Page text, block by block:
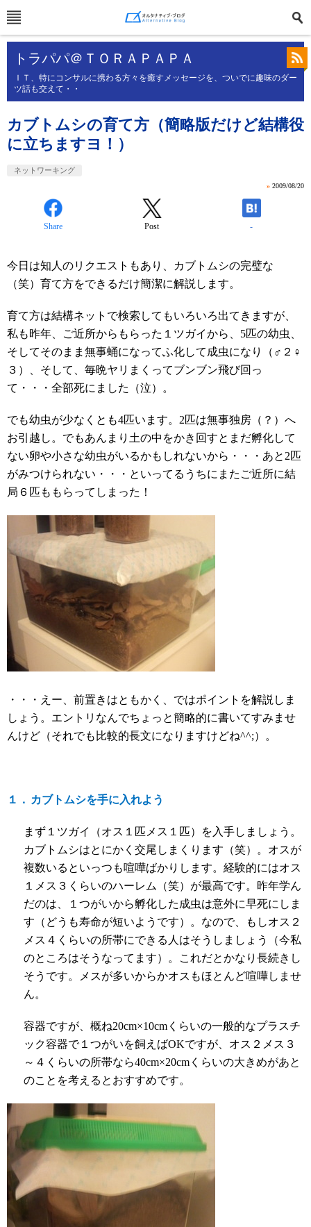
トラパパ＠ＴＯＲＡＰＡＰＡ
ＩＴ、特にコンサルに携わる方々を癒すメッセージを、ついでに趣味のダー
ツ話も交えて・・
カブトムシの育て方（簡略版だけど結構役
に立ちますヨ！）
ネットワーキング
» 2009/08/20
Share Post -
今日は知人のリクエストもあり、カブトムシの完璧な
（笑）育て方をできるだけ簡潔に解説します。
育て方は結構ネットで検索してもいろいろ出てきますが、
私も昨年、ご近所からもらった１ツガイから、 5匹の幼虫、
そしてそのまま無事蛹になってふ化して成虫になり（♂２♀
３）、そして、毎晩ヤリまくってブンブン飛び回っ
て・・・全部死にました（泣）。
でも幼虫が少なくとも4匹います。 2匹は無事独房（？）へ
お引越し。でもあんまり土の中をかき回すとまだ孵化して
ない卵や小さな幼虫がいるかもしれないから・・・あと 2匹
がみつけられない・・・といってるうちにまたご近所に結
局６匹ももらってしまった！
・・・えー、前置きはともかく、ではポイントを解説しま
しょう。エントリなんでちょっと簡略的に書いてすみませ
んけど（それでも比較的長文になりますけどね^^;）。
１． カブトムシを手に入れよう
まず１ツガイ（オス１匹メス１匹）を入手しましょう。
カブトムシはとにかく交尾しまくります（笑）。オスが
複数いるといっつも喧嘩ばかりします。経験的にはオス
１メス３くらいのハーレム（笑）が最高です。昨年学ん
だのは、１つがいから孵化した成虫は意外に早死にしま
す（どうも寿命が短いようです）。なので、もしオス２
メス４くらいの所帯にできる人はそうしましょう（今私
のところはそうなってます）。これだとかなり長続きし
そうです。メスが多いからかオスもほとんど喧嘩しませ
ん。
容器ですが、概ね20cm×10cm くらいの一般的なプラスチ
ック容器で１つがいを飼えばOKですが、オス２メス３
～４くらいの所帯なら40cm×20cm くらいの大きめがあと
のことを考えるとおすすめです。